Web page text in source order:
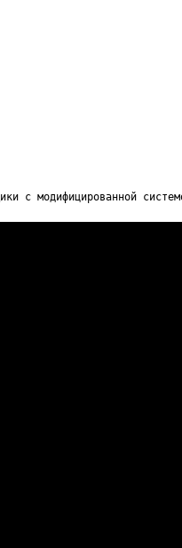
с модифицированной